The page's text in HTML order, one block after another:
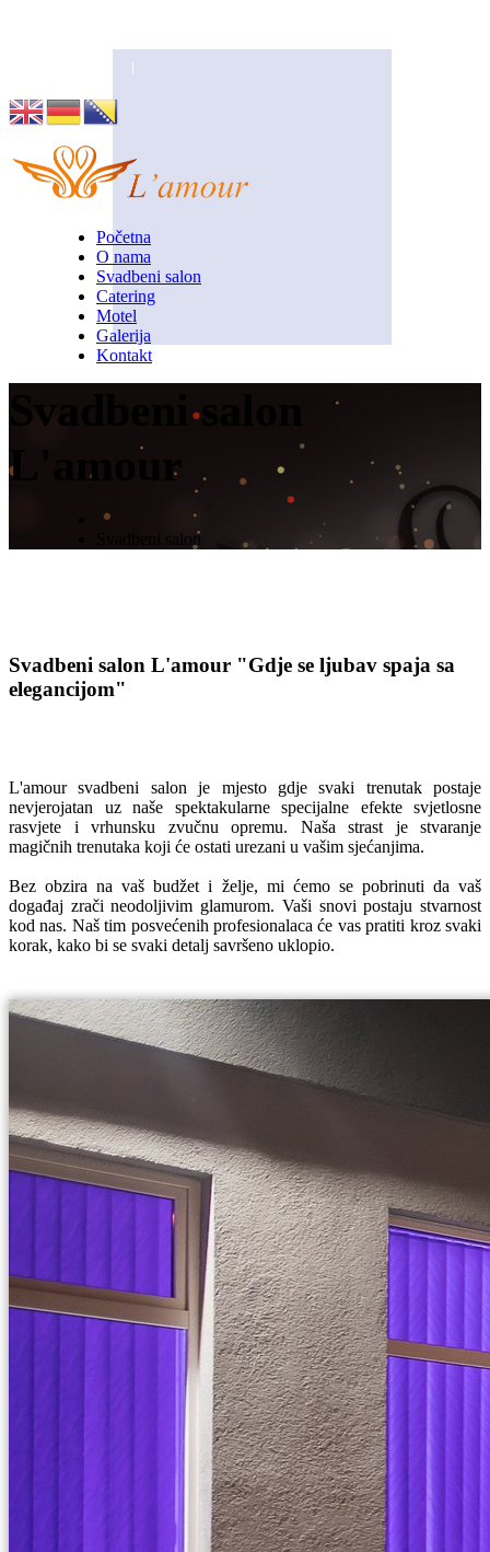
Početna
O nama
Svadbeni salon
Catering
Motel
Galerija
Kontakt
Svadbeni salon
L'amour
Svadbeni salon
Svadbeni salon L'amour "Gdje se ljubav spaja sa
elegancijom"
L'amour svadbeni salon je mjesto gdje svaki trenutak postaje
nevjerojatan uz naše spektakularne specijalne efekte svjetlosne
rasvjete i vrhunsku zvučnu opremu. Naša strast je stvaranje
magičnih trenutaka koji će ostati urezani u vašim sjećanjima.
Bez obzira na vaš budžet i želje, mi ćemo se pobrinuti da vaš
događaj zrači neodoljivim glamurom. Vaši snovi postaju stvarnost
kod nas. Naš tim posvećenih profesionalaca će vas pratiti kroz svaki
korak, kako bi se svaki detalj savršeno uklopio.